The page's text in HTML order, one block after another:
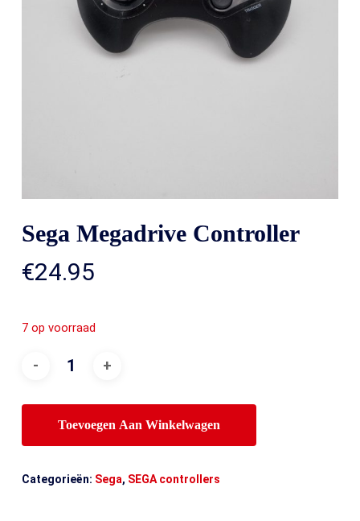
Sega Megadrive Controller
€24.95
7 op voorraad
Toevoegen Aan Winkelwagen
Categorieën: Sega, SEGA controllers